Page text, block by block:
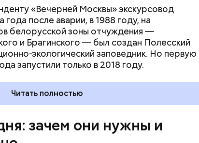
«Вечерней Москвы» экскурсовод
после аварии, в 1988 году, на
белорусской зоны отчуждения —
и Брагинского — был создан Полесский
экологический заповедник. Но первую
запустили только в 2018 году.
Читать полностью
зачем они нужны и
как ядерные взрывы, но лишь
Десятилетия антропогенных
могут быть не менее катастрофичны, чем
году, один из спонсоров «Бюллетеня
Хокинг призвал общественность не сидеть
руки: